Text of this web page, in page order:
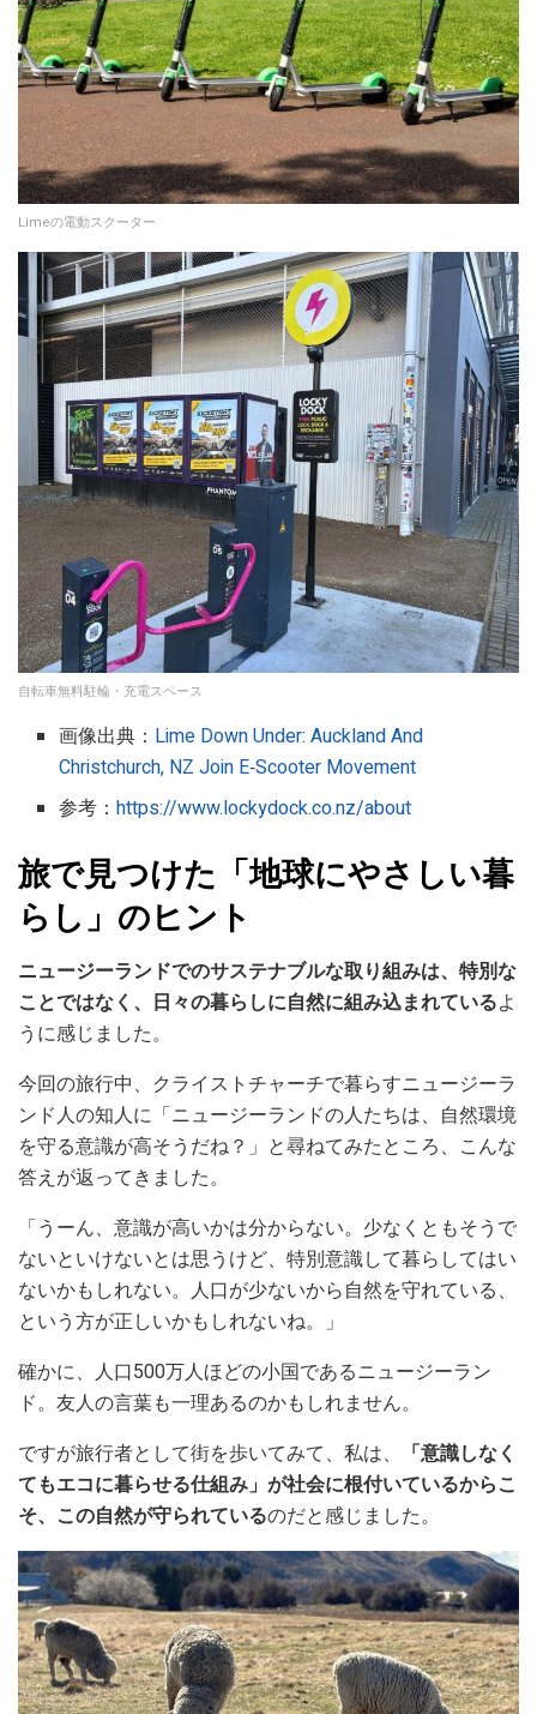
Limeの電動スクーター
自転車無料駐輪・充電スペース
画像出典： Lime Down Under: Auckland And
Christchurch, NZ Join E‑Scooter Movement
参考：https://www.lockydock.co.nz/about
旅で見つけた「地球にやさしい暮
らし」のヒント
ニュージーランドでのサステナブルな取り組みは、特別な
ことではなく、日々の暮らしに自然に組み込まれているよ
うに感じました。
今回の旅行中、クライストチャーチで暮らすニュージーラ
ンド人の知人に「ニュージーランドの人たちは、自然環境
を守る意識が高そうだね？」と尋ねてみたところ、こんな
答えが返ってきました。
「うーん、意識が高いかは分からない。少なくともそうで
ないといけないとは思うけど、特別意識して暮らしてはい
ないかもしれない。人口が少ないから自然を守れている、
という方が正しいかもしれないね。」
確かに、人口500万人ほどの小国であるニュージーラン
ド。友人の言葉も一理あるのかもしれません。
ですが旅行者として街を歩いてみて、私は、
「意識しなく
てもエコに暮らせる仕組み」が社会に根付いているからこ
そ、この自然が守られているのだと感じました。